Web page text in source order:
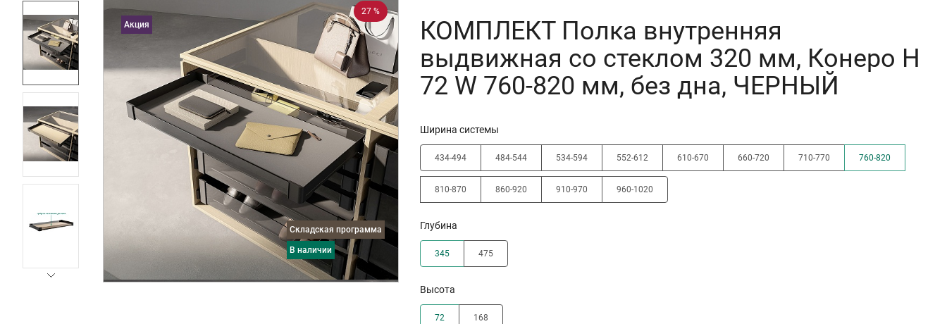
27 %
Складская программа
в наличии
Акция
КОМПЛЕКТ Полка внутренняя
выдвижная со стеклом 320 мм, Конеро H
72 W 760-820 мм, без дна, ЧЕРНЫЙ
Ширина системы
434-494 484-544 534-594 552-612 610-670 660-720 710-770 760-820
810-870 860-920 910-970 960-1020
Глубина
345 475
Высота
72 168